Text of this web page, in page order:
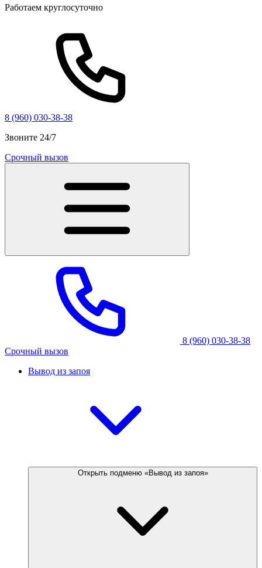
Работаем круглосуточно
8 (960) 030-38-38
Звоните 24/7
Срочный вызов
8 (960) 030-38-38
Срочный вызов
Вывод из запоя
Открыть подменю «Вывод из запоя»